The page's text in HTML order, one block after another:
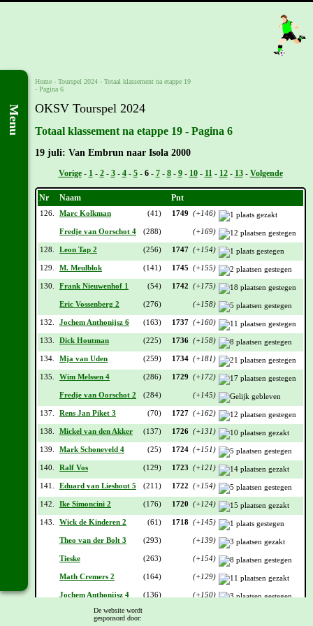
Menu
Home - Tourspel 2024 - Totaal klassement na etappe 19
- Pagina 6
OKSV Tourspel 2024
Totaal klassement na etappe 19 - Pagina 6
19 juli: Van Embrun naar Isola 2000
Vorige- 1- 2- 3- 4- 5- 6- 7- 8- 9- 10- 11- 12- 13- Volgende
Nr Naam Pnt
126. Marc Kolkman (41) 1749 (+146)
Fredje van Oorschot 4 (288) (+169)
128. Leon Tap 2 (256) 1747 (+154)
129. M. Meulblok (141) 1745 (+155)
130. Frank Nieuwenhof 1 (54) 1742 (+175)
Eric Vossenberg 2 (276) (+158)
132. Jochem Anthonijsz 6 (163) 1737 (+160)
133. Dick Houtman (225) 1736 (+158)
134. Mja van Uden (259) 1734 (+181)
135. Wim Melssen 4 (286) 1729 (+172)
Fredje van Oorschot 2 (284) (+145)
137. Rens Jan Piket 3 (70) 1727 (+162)
138. Mickel van den Akker (137) 1726 (+131)
139. Mark Schoneveld 4 (25) 1724 (+151)
140. Ralf Vos (129) 1723 (+121)
141. Eduard van Lieshout 5 (211) 1722 (+154)
142. Ike Simoncini 2 (176) 1720 (+124)
143. Wick de Kinderen 2 (61) 1718 (+145)
Theo van der Bolt 3 (293) (+139)
Tieske (263) (+154)
Math Cremers 2 (164) (+129)
Jochem Anthonijsz 4 (136) (+150)
Louis Louwrenssen 2
De website wordt
gesponsord door: